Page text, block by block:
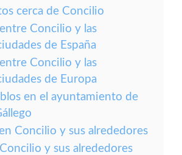
cerca de Concilio
Concilio y las
de España
Concilio y las
de Europa
en el ayuntamiento de
Concilio y sus alrededores
y sus alrededores